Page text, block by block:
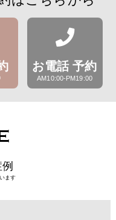
お電話 予約
AM10:00-PM19:00
ます